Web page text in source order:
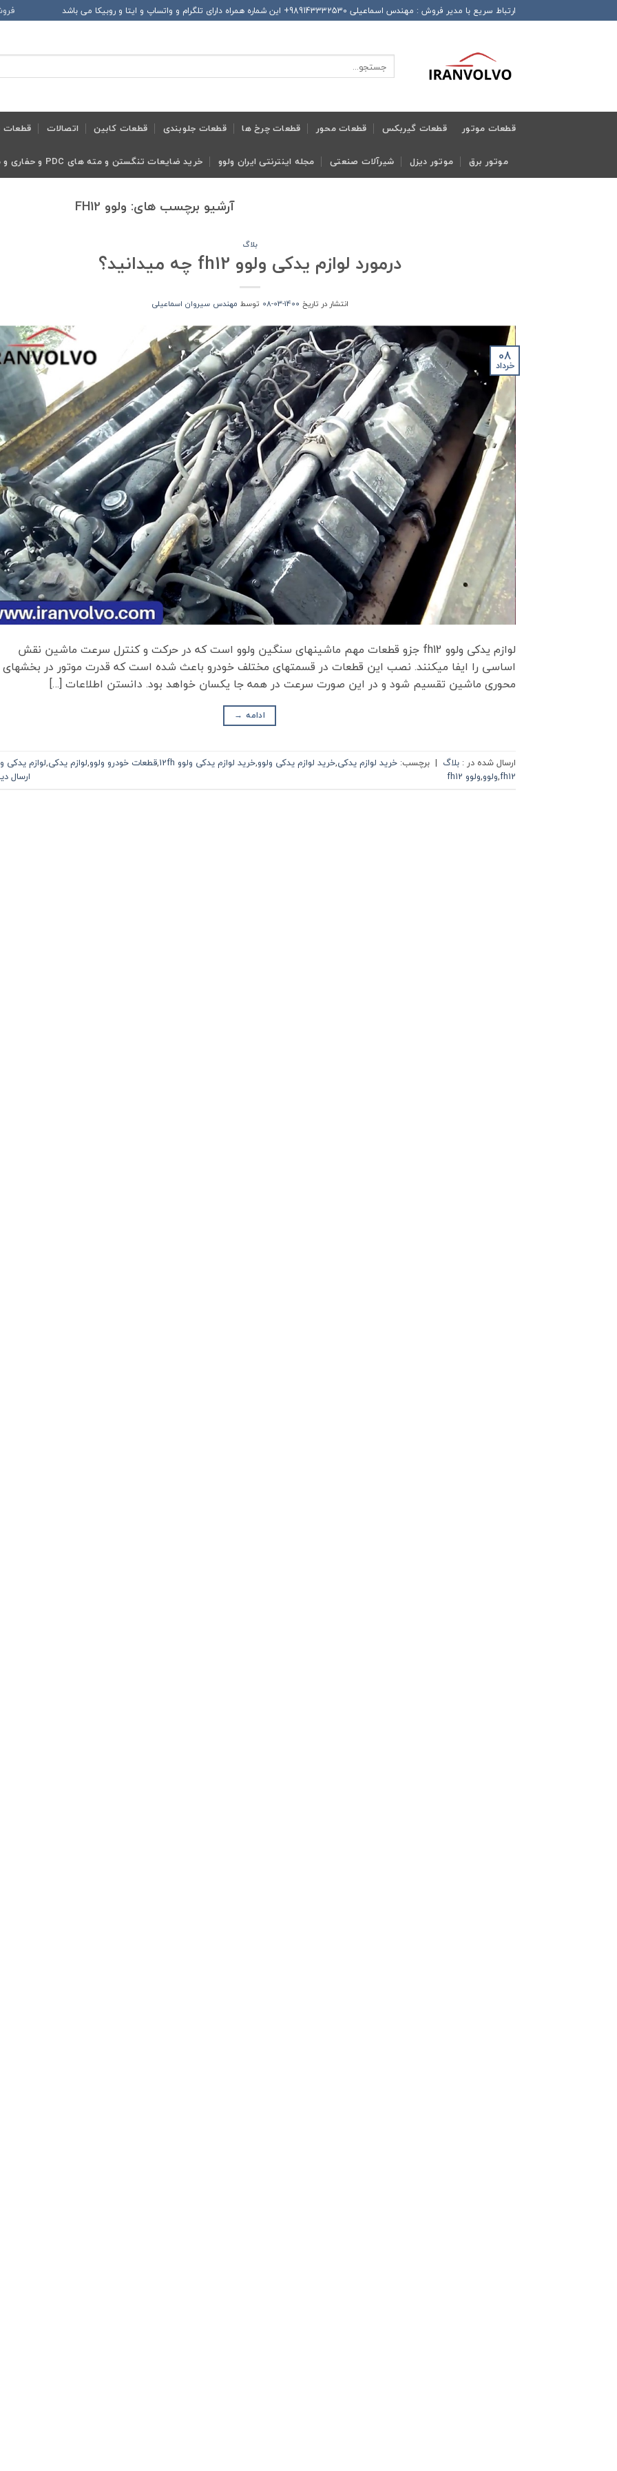
to
ارتباط سریع با مدیر فروش : مهندس اسماعیلی 989143332530+ این شماره همراه دارای تلگرام و واتساپ و ایتا و روبیکا می باشد
جستجو
برای:
قطعات موتور قطعات گیربکس قطعات محور قطعات چرخ ها قطعات جلوبندی قطعات کابین اتصالات قطعات
موتور برق موتور دیزل شیرآلات صنعتی مجله اینترنتی ایران ولوو خرید ضایعات تنگستن و مته های PDC و حفاری و معدنی و ابزار تراش
آرشیو برچسب های: ولوو FH12
بلاگ
درمورد لوازم یدکی ولوو fh12 چه می­دانید؟
انتشار در تاریخ 1400-03-08 توسط مهندس سیروان اسماعیلی
08
خرداد
لوازم یدکی ولوو fh12 جزو قطعات مهم ماشین­های سنگین ولوو است که در حرکت و کنترل سرعت ماشین نقش
اساسی را ایفا می­کنند. نصب این قطعات در قسمت­های مختلف خودرو باعث شده است که قدرت موتور در بخش­های
محوری ماشین تقسیم شود و در این صورت سرعت در همه جا یکسان خواهد بود. دانستن اطلاعات […]
ادامه →
ارسال شده در : بلاگ | برچسب: خرید لوازم یدکی,خرید لوازم یدکی ولوو,خرید لوازم یدکی ولوو 12fh ,قطعات خودرو ولوو,لوازم یدکی,لوازم یدکی
fh12
,ولوو,ولوو fh12 ارسال